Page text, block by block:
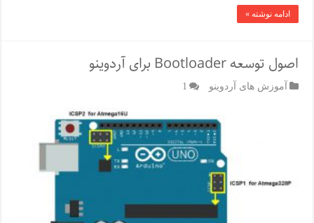
ادامه نوشته »
اصول توسعه Bootloader برای آردوینو
آموزش های آردوینو 1